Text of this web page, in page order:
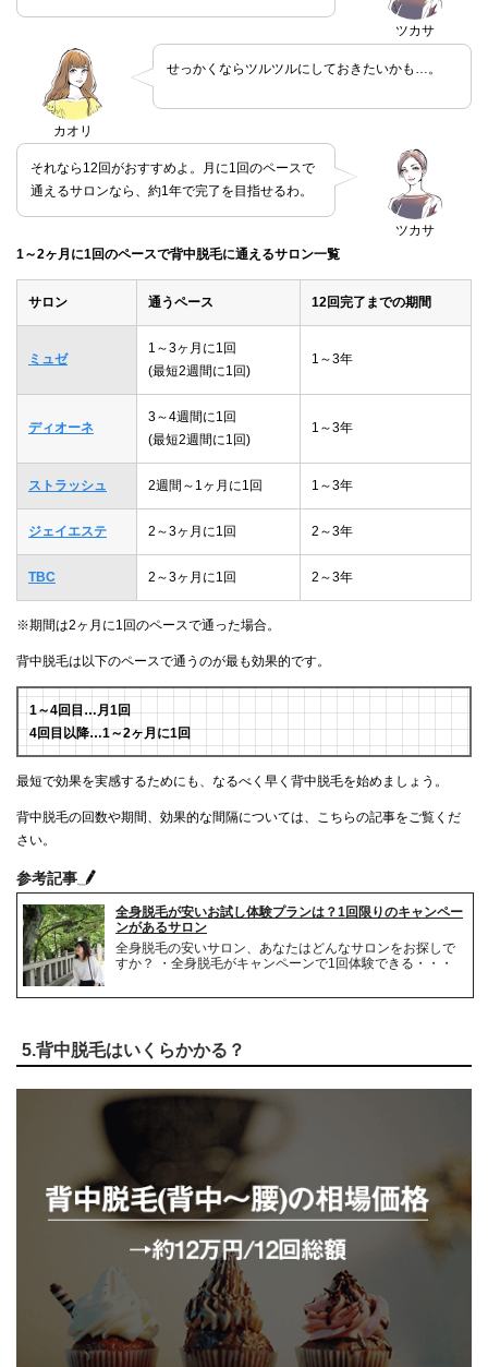
ツカサ
カオリ
せっかくならツルツルにしておきたいかも…。
ツカサ
それなら12回がおすすめよ。月に1回のペースで
通えるサロンなら、約1年で完了を目指せるわ。
1～2ヶ月に1回のペースで背中脱毛に通えるサロン一覧
サロン 通うペース 12回完了までの期間
ミュゼ
1～3ヶ月に1回
(最短2週間に1回)
1～3年
ディオーネ
3～4週間に1回
(最短2週間に1回)
1～3年
ストラッシュ 2週間～1ヶ月に1回 1～3年
ジェイエステ 2～3ヶ月に1回 2～3年
TBC 2～3ヶ月に1回 2～3年
※期間は2ヶ月に1回のペースで通った場合。
背中脱毛は以下のペースで通うのが最も効果的です。
1～4回目…月1回
4回目以降…1～2ヶ月に1回
最短で効果を実感するためにも、なるべく早く背中脱毛を始めましょう。
背中脱毛の回数や期間、効果的な間隔については、こちらの記事をご覧くだ
さい。
参考記事
全身脱毛が安いお試し体験プランは？1回限りのキャンペー
ンがあるサロン
全身脱毛の安いサロン、あなたはどんなサロンをお探しで
すか？ ・全身脱毛がキャンペーンで1回体験できる・・・
5.背中脱毛はいくらかかる？